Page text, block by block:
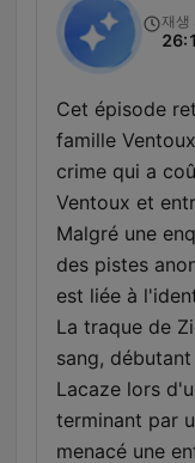
재생
Cet épisode
famille
crime qui a
Ventoux et
Malgré une
des pistes
est liée à
La traque de
sang,
Lacaze lors
terminant par
menacé une